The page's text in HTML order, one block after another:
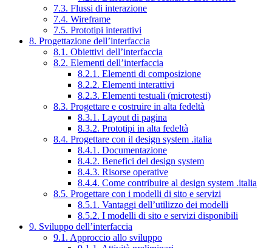
7.3. Flussi di interazione
7.4. Wireframe
7.5. Prototipi interattivi
8. Progettazione dell’interfaccia
8.1. Obiettivi dell’interfaccia
8.2. Elementi dell’interfaccia
8.2.1. Elementi di composizione
8.2.2. Elementi interattivi
8.2.3. Elementi testuali (microtesti)
8.3. Progettare e costruire in alta fedeltà
8.3.1. Layout di pagina
8.3.2. Prototipi in alta fedeltà
8.4. Progettare con il design system .italia
8.4.1. Documentazione
8.4.2. Benefici del design system
8.4.3. Risorse operative
8.4.4. Come contribuire al design system .italia
8.5. Progettare con i modelli di sito e servizi
8.5.1. Vantaggi dell’utilizzo dei modelli
8.5.2. I modelli di sito e servizi disponibili
9. Sviluppo dell’interfaccia
9.1. Approccio allo sviluppo